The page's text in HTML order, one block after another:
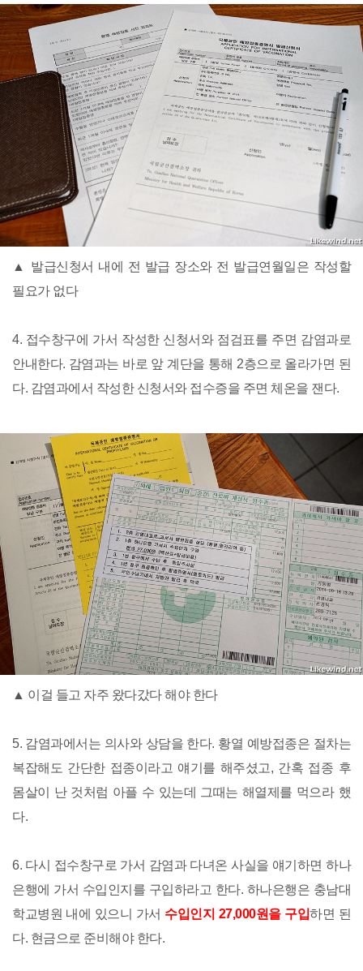
▲ 발급신청서 내에 전 발급 장소와 전 발급연월일은 작성할
필요가 없다
4. 접수창구에 가서 작성한 신청서와 점검표를 주면 감염과로
안내한다. 감염과는 바로 앞 계단을 통해 2층으로 올라가면 된
다. 감염과에서 작성한 신청서와 접수증을 주면 체온을 잰다.
▲ 이걸 들고 자주 왔다갔다 해야 한다
5. 감염과에서는 의사와 상담을 한다. 황열 예방접종은 절차는
복잡해도 간단한 접종이라고 얘기를 해주셨고, 간혹 접종 후
몸살이 난 것처럼 아플 수 있는데 그때는 해열제를 먹으라 했
다.
6. 다시 접수창구로 가서 감염과 다녀온 사실을 얘기하면 하나
은행에 가서 수입인지를 구입하라고 한다. 하나은행은 충남대
학교병원 내에 있으니 가서 수입인지 27,000원을 구입하면 된
다. 현금으로 준비해야 한다.